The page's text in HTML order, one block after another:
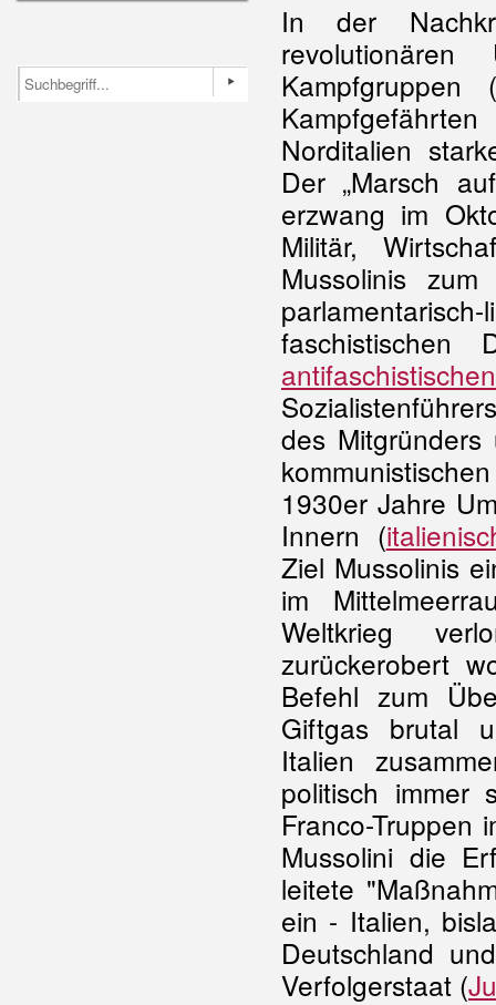
In der
Kampfgruppen (
Norditalien
Der „Marsch
erzwang im
Militär,
Mussolinis
faschistischen
des
1930er Jahre
Innern (
Ziel Mussolinis
im
Weltkrieg
zurückerobert
Befehl zum
Giftgas brutal
Italien
politisch immer
Franco-Truppen
Mussolini die
leitete
ein - Italien,
Deutschland
Verfolgerstaat (